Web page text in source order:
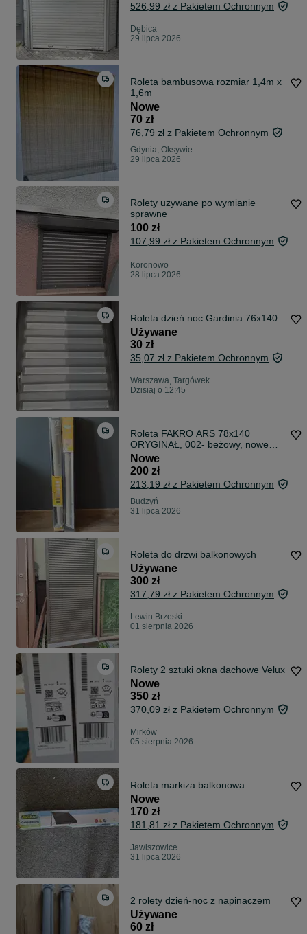
526,99 zł z Pakietem Ochronnym
Dębica
29 lipca 2026
Roleta bambusowa rozmiar 1,4m x
1,6m
Nowe
70 zł
76,79 zł z Pakietem Ochronnym
Gdynia, Oksywie
29 lipca 2026
Rolety uzywane po wymianie
sprawne
100 zł
107,99 zł z Pakietem Ochronnym
Koronowo
28 lipca 2026
Roleta dzień noc Gardinia 76x140
Używane
30 zł
35,07 zł z Pakietem Ochronnym
Warszawa, Targówek
Dzisiaj o 12:45
Roleta FAKRO ARS 78x140
ORYGINAŁ, 002- beżowy, nowe
2szt
Nowe
200 zł
213,19 zł z Pakietem Ochronnym
Budzyń
31 lipca 2026
Roleta do drzwi balkonowych
Używane
300 zł
317,79 zł z Pakietem Ochronnym
Lewin Brzeski
01 sierpnia 2026
Rolety 2 sztuki okna dachowe Velux
Nowe
350 zł
370,09 zł z Pakietem Ochronnym
Mirków
05 sierpnia 2026
Roleta markiza balkonowa
Nowe
170 zł
181,81 zł z Pakietem Ochronnym
Jawiszowice
31 lipca 2026
2 rolety dzień-noc z napinaczem
Używane
60 zł